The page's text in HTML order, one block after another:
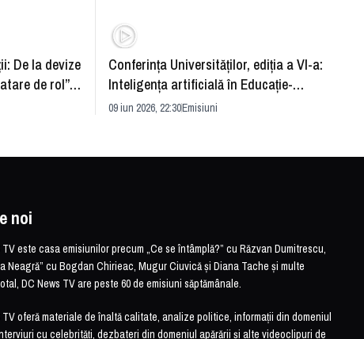
De la devize
de rol”.
Conferința Universităților, ediția a VI-a:
Inteligența artificială în Educație-
soluție sau problemă?
09 iun 2026, 22:30Emisiuni
noi
TV este casa emisiunilor precum „Ce se întâmplă?” cu Răzvan Dumitrescu,
Neagră” cu Bogdan Chirieac, Mugur Ciuvică și Diana Tache și multe
DC News TV are peste 60 de emisiuni săptămânale.
TV oferă materiale de înaltă calitate, analize politice, informații din domeniul
cu celebrități, dezbateri din domeniul apărării și alte videoclipuri de